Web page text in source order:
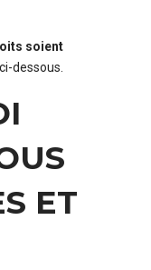
soient
dessous.
ET